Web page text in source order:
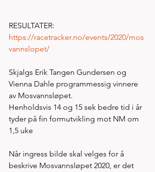
RESULTATER:
https://racetracker.no/events/2020/mos
vannslopet/
Skjalgs Erik Tangen Gundersen og
Vienna Dahle programmessig vinnere
av Mosvannsløpet.
Henholdsvis 14 og 15 sek bedre tid i år
tyder på fin formutvikling mot NM om
1,5 uke
Når ingress bilde skal velges for å
beskrive Mosvannsløpet 2020, er det